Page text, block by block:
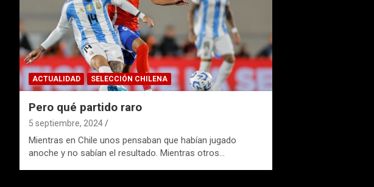
ACTUALIDAD SELECCIÓN CHILENA
Pero qué partido raro
5 septiembre, 2024
Mientras en Chile unos pensaban que habían jugado
anoche y no sabían el resultado. Mientras otros…